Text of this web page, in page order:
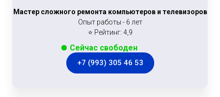
Мастер сложного ремонта компьютеров и телевизоров
Опыт работы - 6 лет
⭐ Рейтинг: 4,9
Сейчас свободен
+7 (993) 305 46 53